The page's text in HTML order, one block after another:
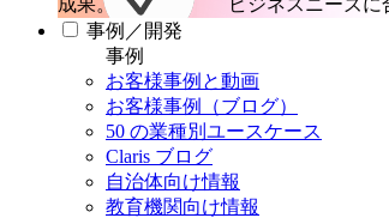
成果。 ビジネスニーズ
事例／開発
事例
お客様事例と動画
お客様事例（ブログ）
50 の業種別ユースケース
Claris ブログ
自治体向け情報
教育機関向け情報